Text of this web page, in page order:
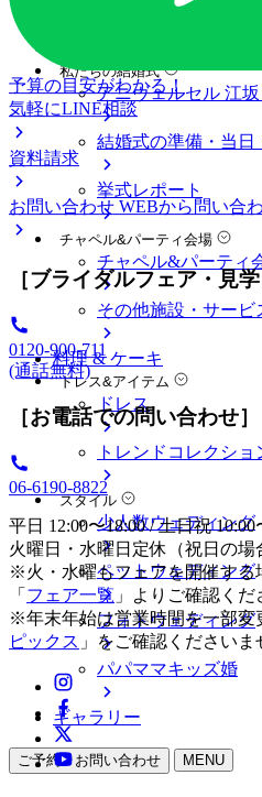
私たちの結婚式
アニヴェルセル 江
結婚式の準備・当日
挙式レポート
チャペル&パーティ会場
チャペル&パーティ
その他施設・サービ
料理 & ケーキ
ドレス&アイテム
ドレス
トレンドコレクショ
スタイル
少人数ウェディング
ペットウェディング
フォトウェディング
パパママキッズ婚
ギャラリー
ご予約・お問い合わせ MENU
予算の目安がわかる！
気軽にLINE相談
資料請求
お問い合わせ WEBから問い合
［ブライダルフェア・見
0120-900-711
(通話無料)
［お電話での問い合わせ］
06-6190-8822
平日 12:00〜18:00 / 土日祝 10:00
火曜日・水曜日定休（祝日の場
※火・水曜もフェアを開催する
「 フェア一覧 」よりご確認くだ
※年末年始は営業時間を一部変
ピックス 」をご確認くださいま